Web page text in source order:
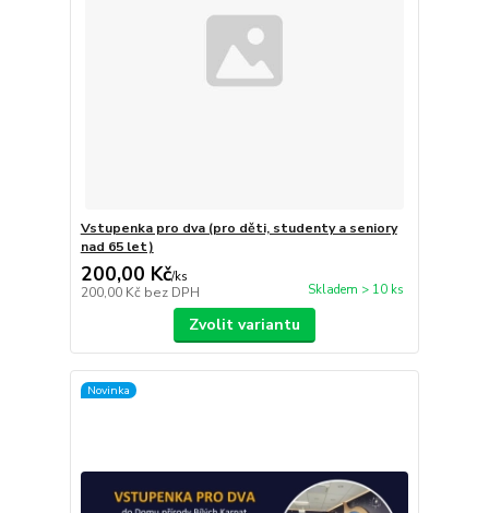
Vstupenka pro dva (pro děti, studenty a seniory
nad 65 let)
200,00 Kč/ks
200,00 Kč bez DPH Skladem > 10 ks
Zvolit variantu
Novinka